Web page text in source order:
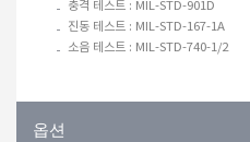
충격 테스트 : MIL-STD-901D
진동 테스트 : MIL-STD-167-1A
소음 테스트 : MIL-STD-740-1/2
옵션